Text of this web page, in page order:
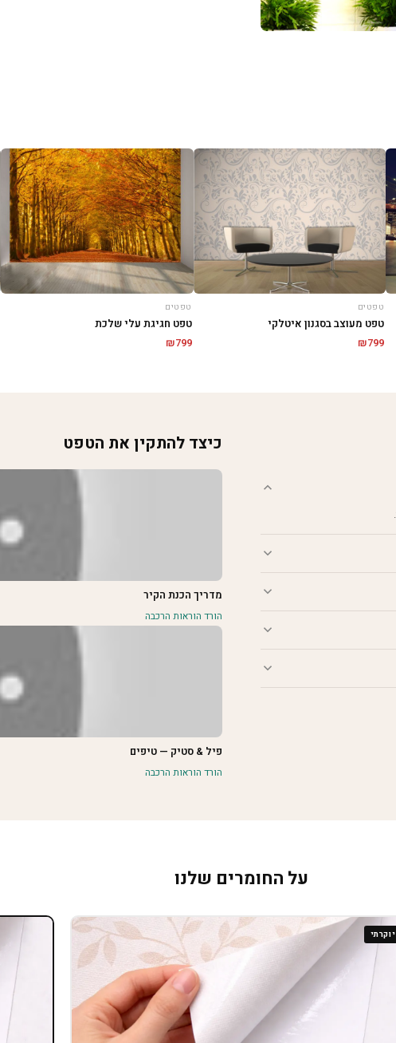
טפטים
טפט מעוצב בסגנון איטלקי
₪799
טפטים
טפט חגיגת עלי שלכת
₪799
כיצד להתקין את הטפט
מדריך הכנת הקיר
הורד הוראות הרכבה
פיל & סטיק — טיפים
הורד הוראות הרכבה
על החומרים שלנו
יוקרתי